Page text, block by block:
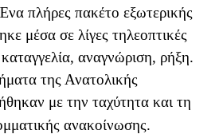
πλήρες πακέτο εξωτερικής
μέσα σε λίγες τηλεοπτικές
αναγνώριση, ρήξη.
της Ανατολικής
με την ταχύτητα και τη
ανακοίνωσης.